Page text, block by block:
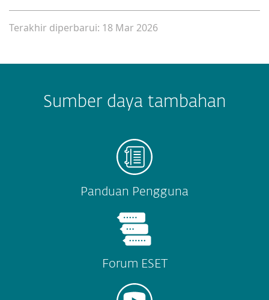
Terakhir diperbarui: 18 Mar 2026
Sumber daya tambahan
Panduan Pengguna
Forum ESET